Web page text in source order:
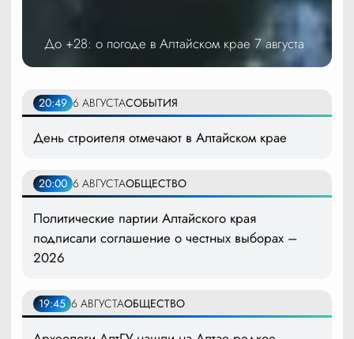
До +28: о погоде в Алтайском крае 7 августа
20:49 6 АВГУСТАСОБЫТИЯ
День строителя отмечают в Алтайском крае
20:00 6 АВГУСТАОБЩЕСТВО
Политические партии Алтайского края
подписали соглашение о честных выборах –
2026
19:45 6 АВГУСТАОБЩЕСТВО